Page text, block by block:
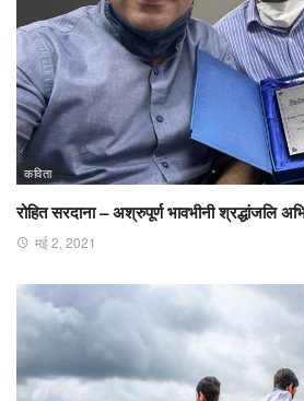
कविता
रोहित सरदाना – अश्रुपूर्ण भावभीनी श्रद्धांजलि
मई 2, 2021